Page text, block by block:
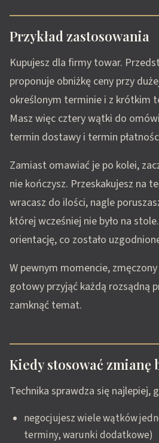
Przykład zastosowania
Kupujesz dla firmy towar.
proponuje obniżkę ceny przy
określonym terminie i z krótkim
Masz więc cztery wątki do
termin dostawy i termin
Zamiast omawiać je po kolei,
nie kończysz. Przeskakujesz na
wracasz do ilości, nagle
której wcześniej nie było na
orientację, co zostało
W pewnym momencie,
gotowy przyjąć każdą rozsądną
zamknąć temat.
Kiedy stosować zmianę
Technika sprawdza się najlepiej,
negocjujesz wiele wątków
terminy, warunki dodatkowe)